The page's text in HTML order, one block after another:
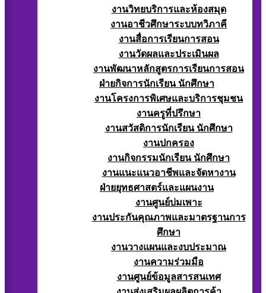
งานวิทยบริการและห้องสมุด
งานอาชีวศึกษาระบบทวิภาคี
งานสื่อการเรียนการสอน
งานวัดผลและประเมินผล
งานพัฒนาหลักสูตรการเรียนการสอน
ฝ่ายกิจการนักเรียน นักศึกษา
งานโครงการพิเศษและบริการชุมชน
งานครูที่ปรึกษา
งานสวัสดิการนักเรียน นักศึกษา
งานปกครอง
งานกิจกรรมนักเรียน นักศึกษา
งานแนะแนวอาชีพและจัดหางาน
ฝ่ายยุทธศาสตร์และแผนงาน
งานศูนย์บ่มเพาะ
งานประกันคุณภาพและมาตรฐานการ
ศึกษา
งานวางแผนและงบประมาณ
งานความร่วมมือ
งานศูนย์ข้อมูลสารสนเทศ